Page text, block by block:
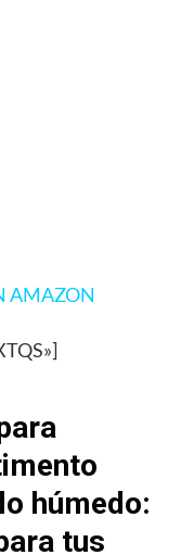
AMAZON
húmedo:
tus